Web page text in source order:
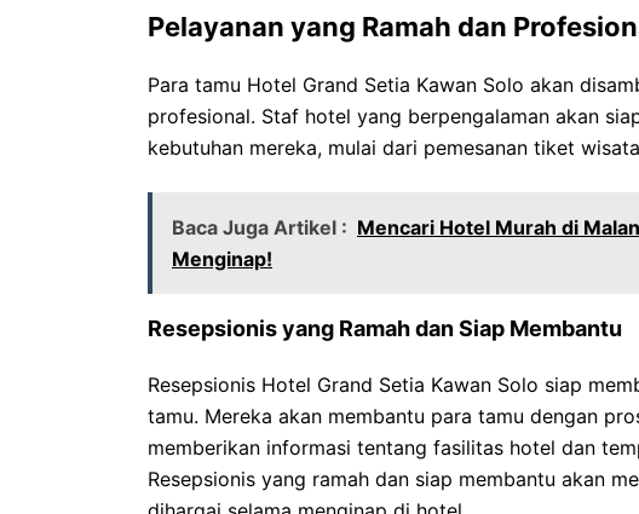
Pelayanan yang Ramah dan
Para tamu Hotel Grand Setia Kawan Solo akan
profesional. Staf hotel yang berpengalaman akan
kebutuhan mereka, mulai dari pemesanan tiket
Baca Juga Artikel : Mencari Hotel Murah di
Menginap!
Resepsionis yang Ramah dan Siap Membantu
Resepsionis Hotel Grand Setia Kawan Solo siap
tamu. Mereka akan membantu para tamu dengan
memberikan informasi tentang fasilitas hotel dan
Resepsionis yang ramah dan siap membantu akan